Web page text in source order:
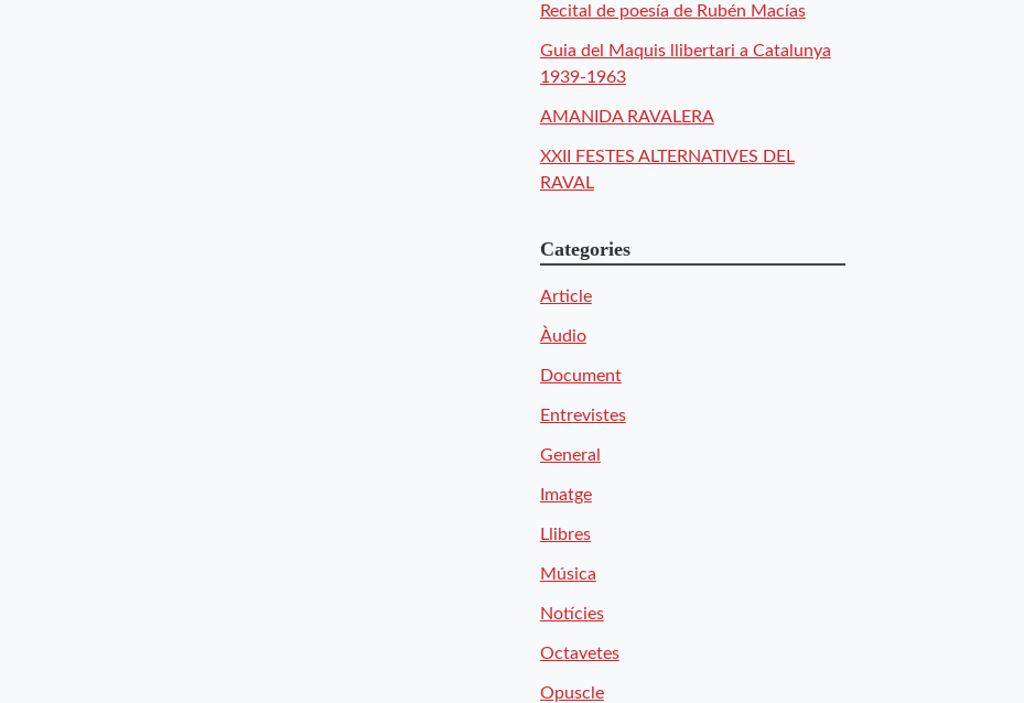
Recital de poesía de Rubén Macías
Guia del Maquis llibertari a Catalunya
1939-1963
AMANIDA RAVALERA
XXII FESTES ALTERNATIVES DEL
RAVAL
Categories
Article
Àudio
Document
Entrevistes
General
Imatge
Llibres
Música
Notícies
Octavetes
Opuscle